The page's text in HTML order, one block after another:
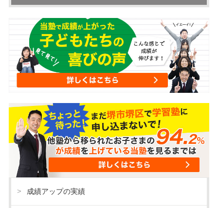
成績アップの実績